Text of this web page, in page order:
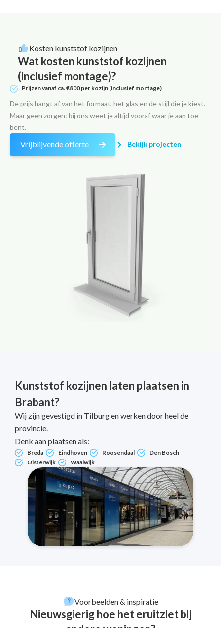
Kosten kunststof kozijnen
Wat kosten kunststof kozijnen
(inclusief montage)?
Prijzenvanaf ca. €800 per kozijn (inclusief montage)
De prijs hangt af van het formaat, het glas en de stijl die je kiest.
Maar geen zorgen: bij ons weet je altijd vooraf waar je aan toe
bent.
Vrijblijvende offerte Bekijk projecten
Kunststof kozijnen laten plaatsen in
Brabant?
Wij zijn gevestigd in Tilburg en werken door heel de
provincie.
Denk aan plaatsen als:
Breda Eindhoven Roosendaal
Den Bosch
Oisterwijk
Waalwijk
Voorbeelden & inspiratie
Nieuwsgierig hoe het eruitziet bij